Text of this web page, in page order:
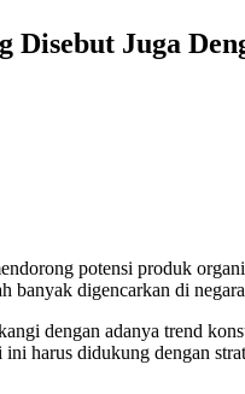
Juga
potensi produk
banyak digencarkan di
dengan adanya trend
harus didukung dengan